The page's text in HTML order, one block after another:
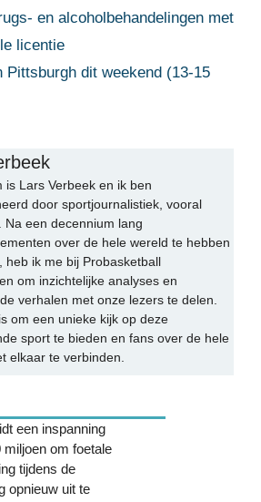
en alcoholbehandelingen met
licentie
Pittsburgh dit weekend (13-15
is Lars Verbeek en ik ben
door sportjournalistiek, vooral
Na een decennium lang
over de hele wereld te hebben
heb ik me bij Probasketball
om inzichtelijke analyses en
verhalen met onze lezers te delen.
om een unieke kijk op deze
sport te bieden en fans over de hele
elkaar te verbinden.
een inspanning
miljoen om foetale
tijdens de
opnieuw uit te